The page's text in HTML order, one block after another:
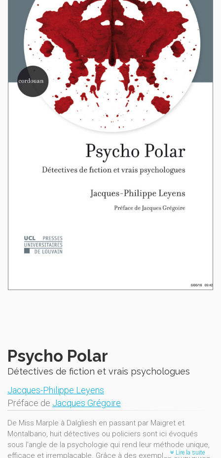
Psycho Polar
Détectives de fiction et vrais psychologues
Jacques-Philippe Leyens
Préface de Jacques Grégoire
De Miss Marple à Dalgliesh en passant par Maigret et
Montalbano, huit détectives ou policiers sont ici évoqués
sous l'angle de la psychologie qui rend leur méthode unique,
efficace et irremplaçable. Grâce à des exemples empruntés
Lire la suite